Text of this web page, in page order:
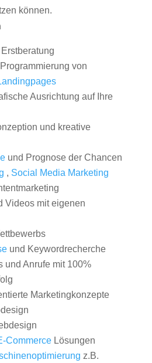
können.
von
Ausrichtung auf Ihre
und kreative
und Prognose der Chancen
, Social Media Marketing
Videos mit eigenen
und Keywordrecherche
und Anrufe mit 100%
Marketingkonzepte
CommerceLösungen
z.B.